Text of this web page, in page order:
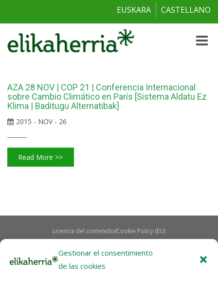
Gestionar el consentimiento
de las cookies
EUSKARA CASTELLANO
Toggle
AZA 28 NOV | COP 21 | Conferencia Internacional
sobre Cambio Climático en París [Sistema Aldatu Ez
Klima | Baditugu Alternatibak]
2015 - NOV - 26
Read More >>
Licencia del contenido Cookie Policy (EU)